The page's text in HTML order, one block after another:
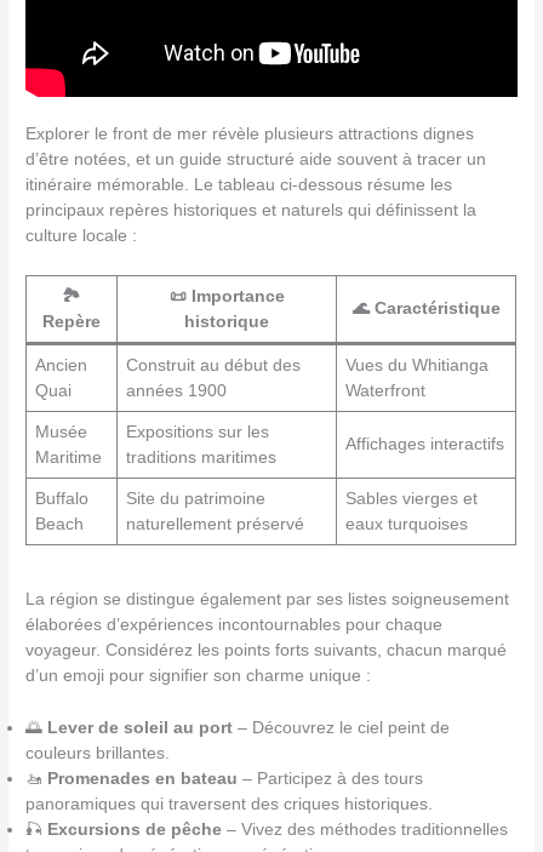
Explorer le front de mer révèle plusieurs attractions dignes
d’être notées, et un guide structuré aide souvent à tracer un
itinéraire mémorable. Le tableau ci-dessous résume les
principaux repères historiques et naturels qui définissent la
culture locale :
🏞️
Repère
📜 Importance
historique
🌊 Caractéristique
Ancien
Quai
Construit au début des
années 1900
Vues du Whitianga
Waterfront
Musée
Maritime
Expositions sur les
traditions maritimes
Affichages interactifs
Buffalo
Beach
Site du patrimoine
naturellement préservé
Sables vierges et
eaux turquoises
La région se distingue également par ses listes soigneusement
élaborées d’expériences incontournables pour chaque
voyageur. Considérez les points forts suivants, chacun marqué
d’un emoji pour signifier son charme unique :
🌅 Lever de soleil au port – Découvrez le ciel peint de
couleurs brillantes.
🚤 Promenades en bateau – Participez à des tours
panoramiques qui traversent des criques historiques.
🎣 Excursions de pêche – Vivez des méthodes traditionnelles